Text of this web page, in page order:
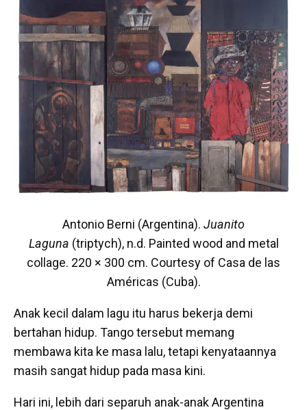
Antonio Berni (Argentina). Juanito
Laguna (triptych), n.d. Painted wood and metal
collage. 220 × 300 cm. Courtesy of Casa de las
Américas (Cuba).
Anak kecil dalam lagu itu harus bekerja demi
bertahan hidup. Tango tersebut memang
membawa kita ke masa lalu, tetapi kenyataannya
masih sangat hidup pada masa kini.
Hari ini, lebih dari separuh anak-anak Argentina